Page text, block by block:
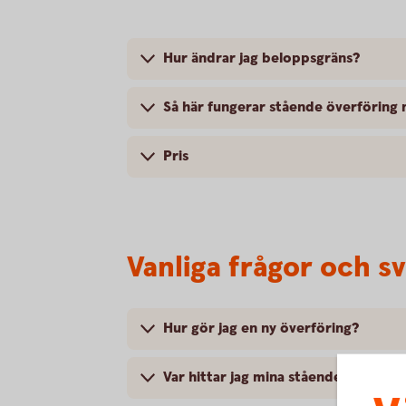
Hur ändrar jag beloppsgräns?
Så här fungerar stående överföring
Pris
Vanliga frågor och
Hur gör jag en ny överföring?
Var hittar jag mina stående/aktuella